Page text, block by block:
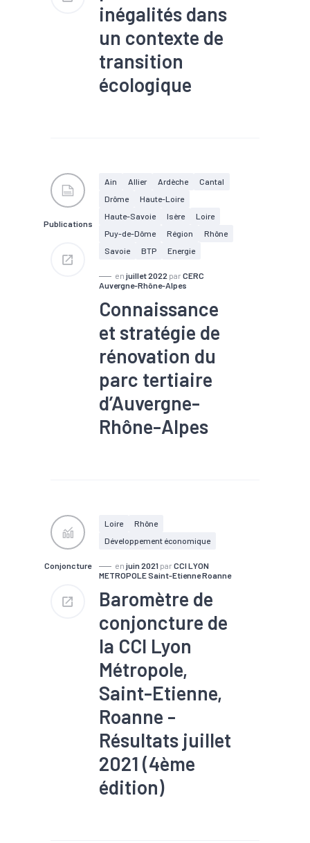
inégalités dans
un contexte de
transition
écologique
Publications
Ain Allier Ardèche
Cantal
Drôme
Haute-Loire
Haute-Savoie
Isère
Loire
Puy-de-Dôme
Région
Rhône
Savoie
BTP Energie
en juillet 2022 par CERC
Auvergne-Rhône-Alpes
Connaissance
et stratégie de
rénovation du
parc tertiaire
d’Auvergne-
Rhône-Alpes
#Territoires
publics
Conjoncture
Loire
Rhône
Développement économique
en juin 2021 par CCI LYON
METROPOLE Saint-Etienne Roanne
Baromètre de
conjoncture de
la CCI Lyon
Métropole,
Saint-Etienne,
Roanne -
Résultats juillet
2021 (4ème
édition)